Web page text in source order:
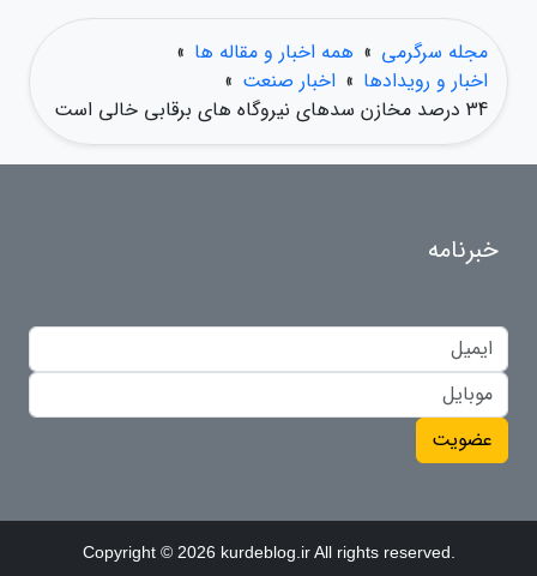
مجله سرگرمی » همه اخبار و مقاله ها »
اخبار و رویدادها » اخبار صنعت »
34 درصد مخازن سدهای نیروگاه های برقابی خالی است
خبرنامه
عضویت
Copyright © 2026 kurdeblog.ir All rights reserved.